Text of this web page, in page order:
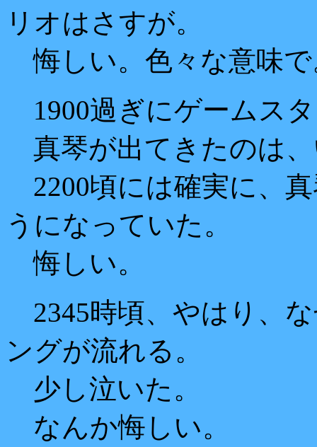
リオはさすが。
悔しい。色々な意味で
1900過ぎにゲームス
真琴が出てきたのは
2200頃には確実に、
うになっていた。
悔しい。
2345時頃、やはり、
ングが流れる。
少し泣いた。
なんか悔しい。